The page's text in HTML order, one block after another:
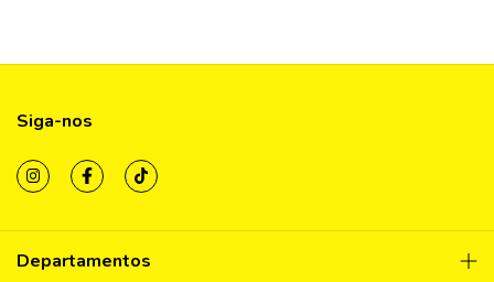
Siga-nos
Departamentos